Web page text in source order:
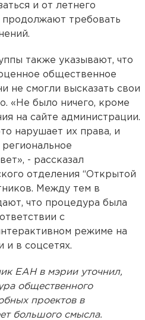
и от летнего
продолжают требовать
также указывают, что
общественное
не смогли высказать свои
«Не было ничего, кроме
на сайте администрации.
нарушает их права, и
- рассказал
отделения “Открытой
Между тем в
что процедура была
с
режиме на
и в соцсетях.
ЕАН в мэрии уточнил,
общественного
проектов в
большого смысла.